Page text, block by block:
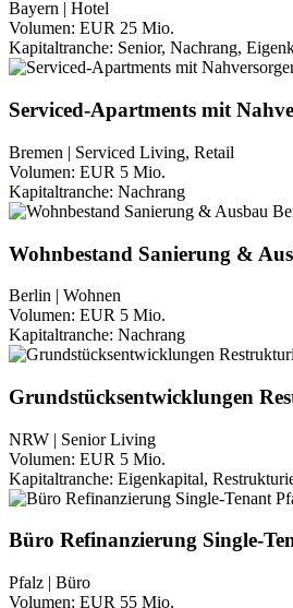
Bayern | Hotel
Volumen: EUR 25 Mio.
Kapitaltranche: Senior, Nachrang,
Serviced-Apartments mit
Bremen | Serviced Living, Retail
Volumen: EUR 5 Mio.
Kapitaltranche: Nachrang
Wohnbestand Sanierung &
Berlin | Wohnen
Volumen: EUR 5 Mio.
Kapitaltranche: Nachrang
Grundstücksentwicklungen
NRW | Senior Living
Volumen: EUR 5 Mio.
Kapitaltranche: Eigenkapital,
Büro Refinanzierung Single-
Pfalz | Büro
Volumen: EUR 55 Mio.